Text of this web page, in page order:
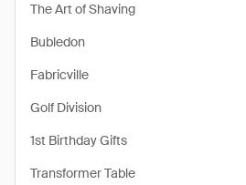
The Art of Shaving
Bubledon
Fabricville
Golf Division
1st Birthday Gifts
Transformer Table